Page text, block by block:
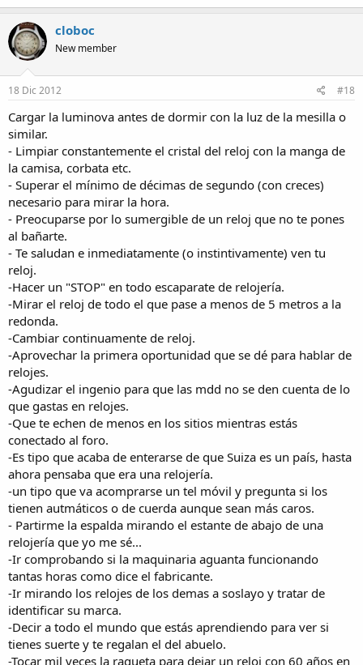
cloboc
New member
18 Dic 2012 #18
Cargar la luminova antes de dormir con la luz de la mesilla o
similar.
- Limpiar constantemente el cristal del reloj con la manga de
la camisa, corbata etc.
- Superar el mínimo de décimas de segundo (con creces)
necesario para mirar la hora.
- Preocuparse por lo sumergible de un reloj que no te pones
al bañarte.
- Te saludan e inmediatamente (o instintivamente) ven tu
reloj.
-Hacer un "STOP" en todo escaparate de relojería.
-Mirar el reloj de todo el que pase a menos de 5 metros a la
redonda.
-Cambiar continuamente de reloj.
-Aprovechar la primera oportunidad que se dé para hablar de
relojes.
-Agudizar el ingenio para que las mdd no se den cuenta de lo
que gastas en relojes.
-Que te echen de menos en los sitios mientras estás
conectado al foro.
-Es tipo que acaba de enterarse de que Suiza es un país, hasta
ahora pensaba que era una relojería.
-un tipo que va acomprarse un tel móvil y pregunta si los
tienen autmáticos o de cuerda aunque sean más caros.
- Partirme la espalda mirando el estante de abajo de una
relojería que yo me sé...
-Ir comprobando si la maquinaria aguanta funcionando
tantas horas como dice el fabricante.
-Ir mirando los relojes de los demas a soslayo y tratar de
identificar su marca.
-Decir a todo el mundo que estás aprendiendo para ver si
tienes suerte y te regalan el del abuelo.
-Tocar mil veces la raqueta para dejar un reloj con 60 años en